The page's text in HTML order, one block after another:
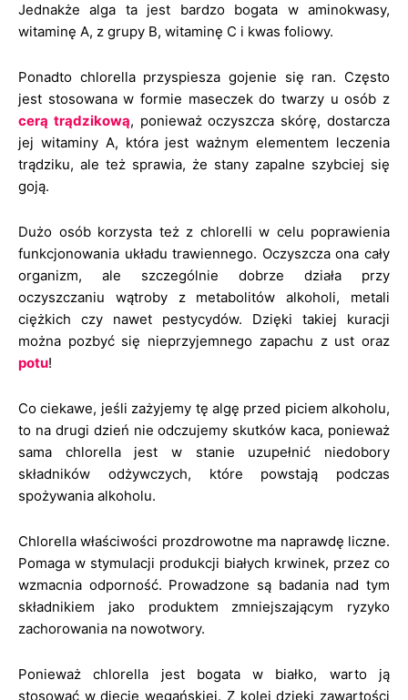
Jednakże alga ta jest bardzo bogata w aminokwasy,
witaminę A, z grupy B, witaminę C i kwas foliowy.
Ponadto chlorella przyspiesza gojenie się ran. Często
jest stosowana w formie maseczek do twarzy u osób z
cerą trądzikową, ponieważ oczyszcza skórę, dostarcza
jej witaminy A, która jest ważnym elementem leczenia
trądziku, ale też sprawia, że stany zapalne szybciej się
goją.
Dużo osób korzysta też z chlorelli w celu poprawienia
funkcjonowania układu trawiennego. Oczyszcza ona cały
organizm, ale szczególnie dobrze działa przy
oczyszczaniu wątroby z metabolitów alkoholi, metali
ciężkich czy nawet pestycydów. Dzięki takiej kuracji
można pozbyć się nieprzyjemnego zapachu z ust oraz
potu!
Co ciekawe, jeśli zażyjemy tę algę przed piciem alkoholu,
to na drugi dzień nie odczujemy skutków kaca, ponieważ
sama chlorella jest w stanie uzupełnić niedobory
składników odżywczych, które powstają podczas
spożywania alkoholu.
Chlorella właściwości prozdrowotne ma naprawdę liczne.
Pomaga w stymulacji produkcji białych krwinek, przez co
wzmacnia odporność. Prowadzone są badania nad tym
składnikiem jako produktem zmniejszającym ryzyko
zachorowania na nowotwory.
Ponieważ chlorella jest bogata w białko, warto ją
stosować w diecie wegańskiej. Z kolei dzięki zawartości